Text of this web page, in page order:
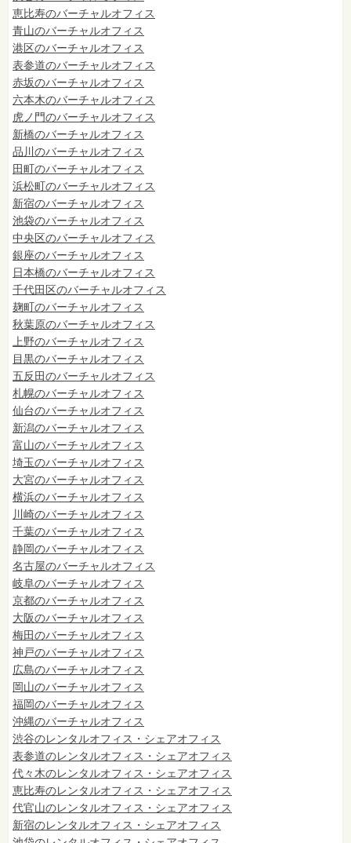
恵比寿のバーチャルオフィス
青山のバーチャルオフィス
港区のバーチャルオフィス
表参道のバーチャルオフィス
赤坂のバーチャルオフィス
六本木のバーチャルオフィス
虎ノ門のバーチャルオフィス
新橋のバーチャルオフィス
品川のバーチャルオフィス
田町のバーチャルオフィス
浜松町のバーチャルオフィス
新宿のバーチャルオフィス
池袋のバーチャルオフィス
中央区のバーチャルオフィス
銀座のバーチャルオフィス
日本橋のバーチャルオフィス
千代田区のバーチャルオフィス
麹町のバーチャルオフィス
秋葉原のバーチャルオフィス
上野のバーチャルオフィス
目黒のバーチャルオフィス
五反田のバーチャルオフィス
札幌のバーチャルオフィス
仙台のバーチャルオフィス
新潟のバーチャルオフィス
富山のバーチャルオフィス
埼玉のバーチャルオフィス
大宮のバーチャルオフィス
横浜のバーチャルオフィス
川崎のバーチャルオフィス
千葉のバーチャルオフィス
静岡のバーチャルオフィス
名古屋のバーチャルオフィス
岐阜のバーチャルオフィス
京都のバーチャルオフィス
大阪のバーチャルオフィス
梅田のバーチャルオフィス
神戸のバーチャルオフィス
広島のバーチャルオフィス
岡山のバーチャルオフィス
福岡のバーチャルオフィス
沖縄のバーチャルオフィス
渋谷のレンタルオフィス・シェアオフィス
表参道のレンタルオフィス・シェアオフィス
代々木のレンタルオフィス・シェアオフィス
恵比寿のレンタルオフィス・シェアオフィス
代官山のレンタルオフィス・シェアオフィス
新宿のレンタルオフィス・シェアオフィス